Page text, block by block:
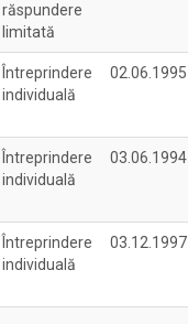
răspundere
limitată
Întreprindere
individuală
02.06.1995
Întreprindere
individuală
03.06.1994
Întreprindere
individuală
03.12.1997